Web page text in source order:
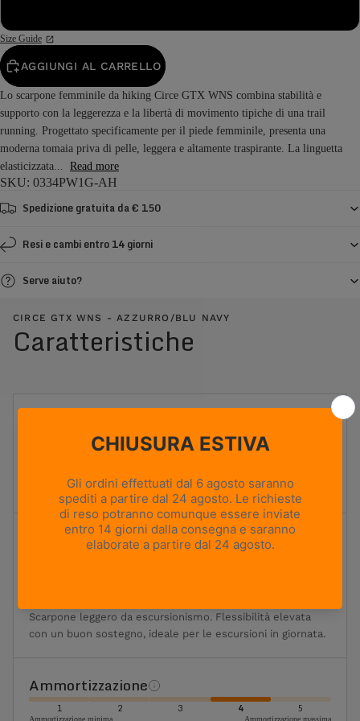
Size Guide
AGGIUNGI AL CARRELLO
Lo scarpone femminile da hiking Circe GTX WNS combina stabilità e
supporto con la leggerezza e la libertà di movimento tipiche di una trail
running. Progettato specificamente per il piede femminile, presenta una
moderna tomaia priva di pelle, leggera e altamente traspirante. La linguetta
elasticizzata... Read more
SKU: 0334PW1G-AH
Spedizione gratuita da € 150
Resi e cambi entro 14 giorni
Serve aiuto?
CIRCE GTX WNS - AZZURRO/BLU NAVY
Caratteristiche
ALTEZZA TOMAIA
Flessibilità
Scarpone leggero da escursionismo. Flessibilità elevata
con un buon sostegno, ideale per le escursioni in giornata.
Ammortizzazione
1 2 3 4 5